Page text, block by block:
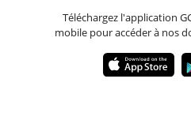
Téléchargez l'application
mobile pour accéder à nos